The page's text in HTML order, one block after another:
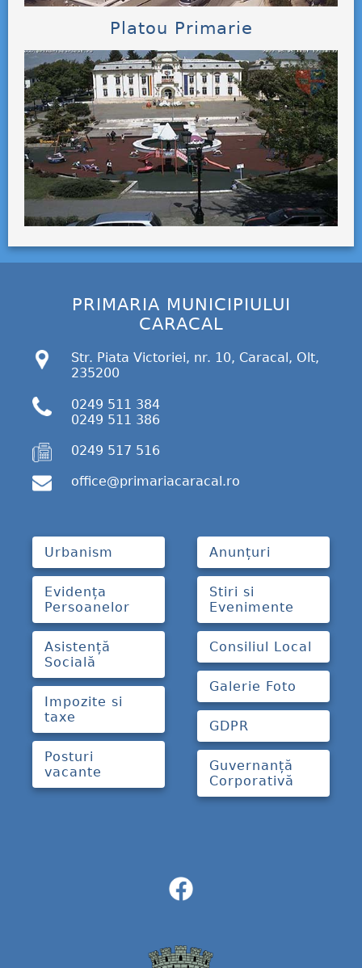
Platou Primarie
PRIMARIA MUNICIPIULUI
CARACAL
Str. Piata Victoriei, nr. 10, Caracal, Olt,
235200
0249 511 384
0249 511 386
0249 517 516
office@primariacaracal.ro
Urbanism
Evidența
Persoanelor
Asistență
Socială
Impozite si
taxe
Posturi
vacante
Anunțuri
Stiri si
Evenimente
Consiliul Local
Galerie Foto
GDPR
Guvernanță
Corporativă